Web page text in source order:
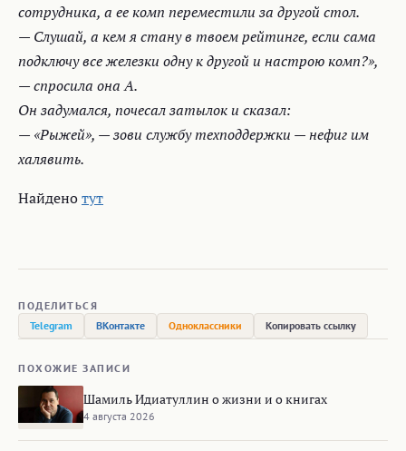
сотрудника, а ее комп переместили за другой стол.
— Слушай, а кем я стану в твоем рейтинге, если сама
подключу все железки одну к другой и настрою комп?»,
— спросила она А.
Он задумался, почесал затылок и сказал:
— «Рыжей», — зови службу техподдержки — нефиг им
халявить.
Найденотут
ПОДЕЛИТЬСЯ
Telegram
ВКонтакте Одноклассники Копировать ссылку
ПОХОЖИЕ ЗАПИСИ
Шамиль Идиатуллин о жизни и о книгах
4 августа 2026